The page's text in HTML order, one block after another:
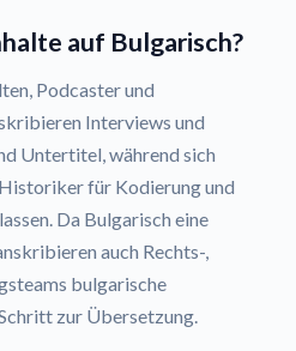
auf Bulgarisch?
Podcaster und
Interviews und
Untertitel, während sich
für Kodierung und
Da Bulgarisch eine
auch Rechts-,
bulgarische
zur Übersetzung.